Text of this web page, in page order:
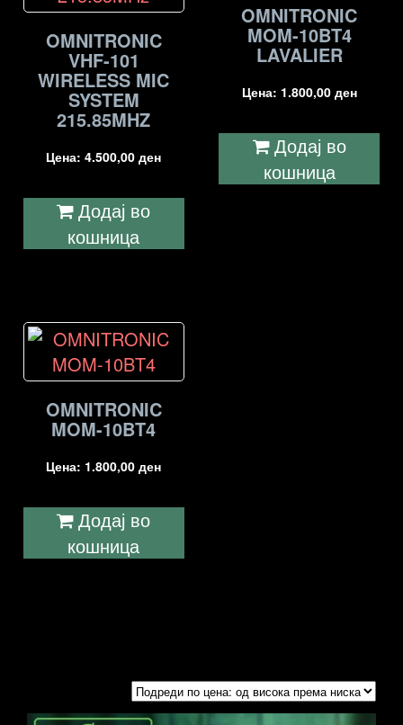
OMNITRONIC
VHF-101
WIRELESS MIC
SYSTEM
215.85MHZ
Цена:4.500,00ден
Додај во
кошница
OMNITRONIC
MOM-10BT4
LAVALIER
Цена: 1.800,00 ден
Додај во
кошница
OMNITRONIC
MOM-10BT4
Цена: 1.800,00ден
Додај во
кошница